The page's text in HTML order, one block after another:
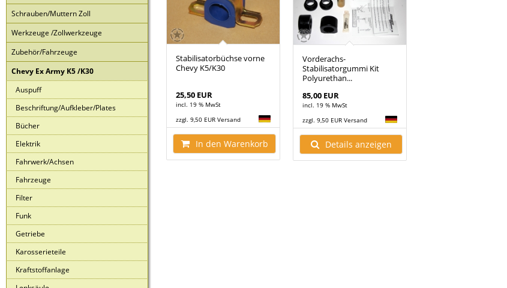
Schrauben/Muttern Zoll
Werkzeuge /Zollwerkzeuge
Zubehör/Fahrzeuge
Chevy Ex Army K5 /K30
Auspuff
Beschriftung/Aufkleber/Plates
Bücher
Elektrik
Fahrwerk/Achsen
Fahrzeuge
Filter
Funk
Getriebe
Karosserieteile
Kraftstoffanlage
Stabilisatorbüchse vorne
Chevy K5/K30
25,50 EUR
incl. 19 % MwSt
zzgl. 9,50 EUR Versand
In den Warenkorb
Vorderachs-
Stabilisatorgummi Kit
Polyurethan...
85,00 EUR
incl. 19 % MwSt
zzgl. 9,50 EUR Versand
Details anzeigen